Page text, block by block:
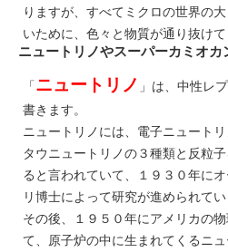
りますが、すべてミクロの世界の
いために、色々と物質が通り抜け
ニュートリノやスーパーカミオカ
「ニュートリノ 」は、中性レ
書きます。
ニュートリノには、電子ニュートリ
タウニュートリノの３種類と反粒
ると言われていて、１９３０年に
リ博士によって研究が進められてい
その後、１９５０年にアメリカの
て、原子炉の中に生まれてくるニ